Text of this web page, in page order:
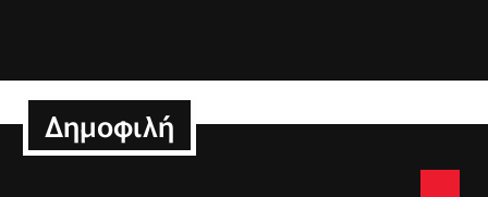
Δημοφιλή